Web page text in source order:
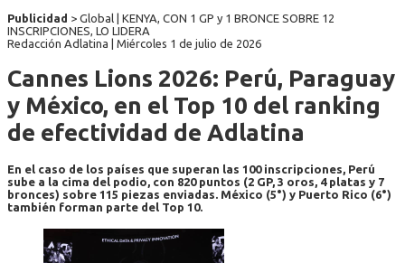
Publicidad > Global | KENYA, CON 1 GP y 1 BRONCE SOBRE 12
INSCRIPCIONES, LO LIDERA
Redacción Adlatina | Miércoles 1 de julio de 2026
Cannes Lions 2026: Perú, Paraguay
y México, en el Top 10 del ranking
de efectividad de Adlatina
En el caso de los países que superan las 100 inscripciones, Perú
sube a la cima del podio, con 820 puntos (2 GP, 3 oros, 4 platas y 7
bronces) sobre 115 piezas enviadas. México (5°) y Puerto Rico (6°)
también forman parte del Top 10.